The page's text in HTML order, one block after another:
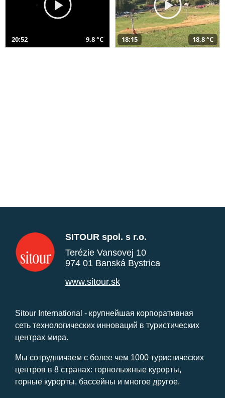
20:52 9,8 °C 18:15 18,8 °C
SITOUR spol. s r.o.
Terézie Vansovej 10
974 01 Banská Bystrica
www.sitour.sk
Sitour International - крупнейшая корпоративная
сеть технологических инноваций в туристических
центрах мира.
Мы сотрудничаем с более чем 1000 туристических
центров в 8 странах: горнолыжные курорты,
горные курорты, бассейны и многое другое.